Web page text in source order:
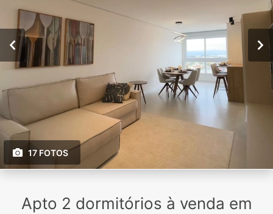
17 FOTOS
Apto 2 dormitórios à venda em